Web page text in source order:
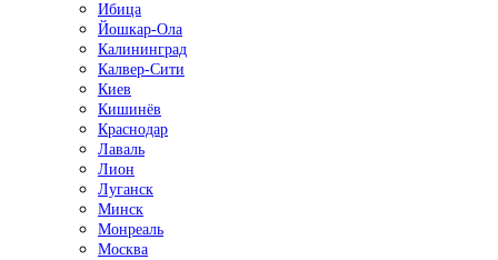
Ибица
Йошкар-Ола
Калининград
Калвер-Сити
Киев
Кишинёв
Краснодар
Лаваль
Лион
Луганск
Минск
Монреаль
Москва